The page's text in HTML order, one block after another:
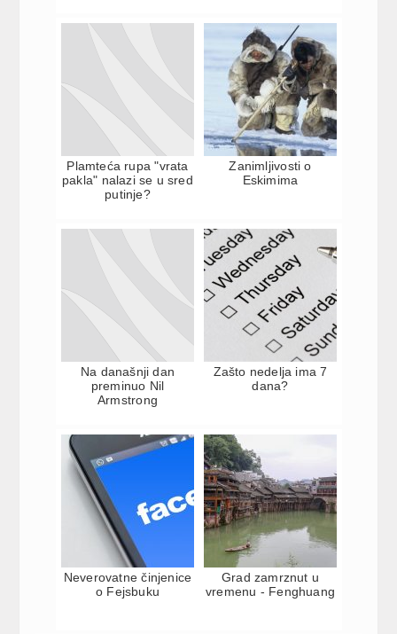
Plamteća rupa "vrata
pakla" nalazi se u sred
putinje?
Zanimljivosti o
Eskimima
Na današnji dan
preminuo Nil
Armstrong
Zašto nedelja ima 7
dana?
Neverovatne činjenice
o Fejsbuku
Grad zamrznut u
vremenu - Fenghuang